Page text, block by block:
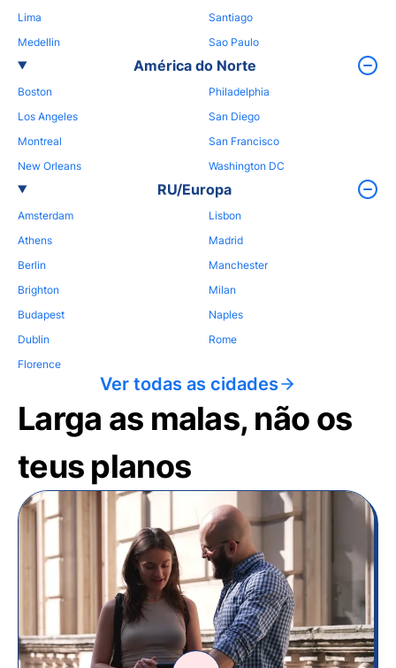
Lima
Medellin
Santiago
Sao Paulo
América do Norte
Boston
Los Angeles
Montreal
New Orleans
Philadelphia
San Diego
San Francisco
Washington DC
RU/Europa
Amsterdam
Athens
Berlin
Brighton
Budapest
Dublin
Florence
Lisbon
Madrid
Manchester
Milan
Naples
Rome
Ver todas as cidades
Larga as malas, não os
teus planos